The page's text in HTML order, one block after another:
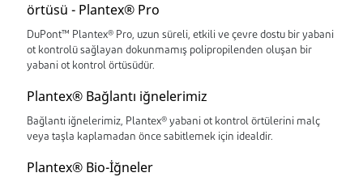
örtüsü - Plantex® Pro
DuPont™ Plantex® Pro, uzun süreli, etkili ve çevre dostu bir yabani
ot kontrolü sağlayan dokunmamış polipropilenden oluşan bir
yabani ot kontrol örtüsüdür.
Plantex® Bağlantı iğnelerimiz
Bağlantı iğnelerimiz, Plantex® yabani ot kontrol örtülerini malç
veya taşla kaplamadan önce sabitlemek için idealdir.
Plantex® Bio-İğneler